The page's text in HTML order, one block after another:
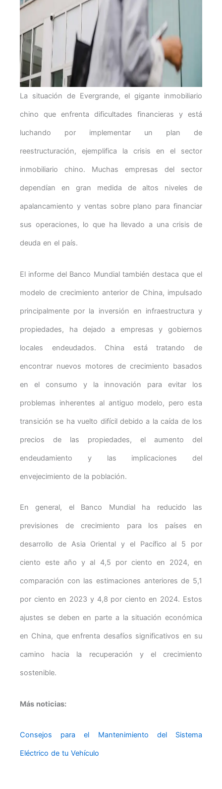
La situación de Evergrande, el gigante inmobiliario
chino que enfrenta dificultades financieras y está
luchando por implementar un plan de
reestructuración, ejemplifica la crisis en el sector
inmobiliario chino. Muchas empresas del sector
dependían en gran medida de altos niveles de
apalancamiento y ventas sobre plano para financiar
sus operaciones, lo que ha llevado a una crisis de
deuda en el país.
El informe del Banco Mundial también destaca que el
modelo de crecimiento anterior de China, impulsado
principalmente por la inversión en infraestructura y
propiedades, ha dejado a empresas y gobiernos
locales endeudados. China está tratando de
encontrar nuevos motores de crecimiento basados
en el consumo y la innovación para evitar los
problemas inherentes al antiguo modelo, pero esta
transición se ha vuelto difícil debido a la caída de los
precios de las propiedades, el aumento del
endeudamiento y las implicaciones del
envejecimiento de la población.
En general, el Banco Mundial ha reducido las
previsiones de crecimiento para los países en
desarrollo de Asia Oriental y el Pacífico al 5 por
ciento este año y al 4,5 por ciento en 2024, en
comparación con las estimaciones anteriores de 5,1
por ciento en 2023 y 4,8 por ciento en 2024. Estos
ajustes se deben en parte a la situación económica
en China, que enfrenta desafíos significativos en su
camino hacia la recuperación y el crecimiento
sostenible.
Más noticias:
Consejos para el Mantenimiento del Sistema
Eléctrico de tu Vehículo